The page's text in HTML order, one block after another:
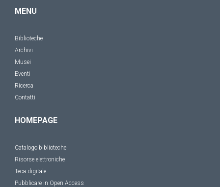
MENU
Biblioteche
Archivi
Musei
Eventi
Ricerca
Contatti
HOMEPAGE
Catalogo biblioteche
Risorse elettroniche
Teca digitale
Pubblicare in Open Access